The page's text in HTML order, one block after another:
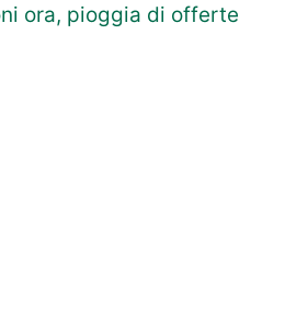
ora, pioggia di offerte